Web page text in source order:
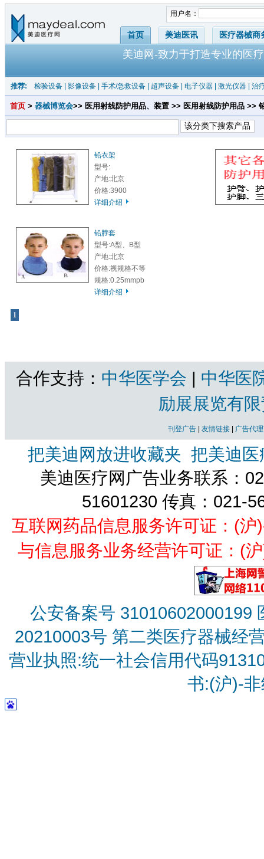
用户名：
首页 美迪医讯 医疗器械商
美迪网-致力于打造专业的医
推荐: 检验设备 影像设备 手术/急救设备 超声设备 电子仪器 激光仪器 治
首页 > 器械博览会>> 医用射线防护用品、装置 >> 医用射线防护用品 >>
铅衣架
型号:
产地:北京
价格:3900
详细介绍
铅脖套
型号:A型、B型
产地:北京
价格:视规格不等
规格:0.25mmpb
详细介绍
1
合作支持： 中华医学会 | 中华医
励展展览有
刊登广告 友情链接 广告代
把美迪网放进收藏夹 把美迪
美迪医疗网广告业务联系：
51601230 传真：021-
互联网药品信息服务许可证：(
与信息服务业务经营许可证：(
公安备案号 31010602000199
20210003号 第二类医疗器械经
营业执照:统一社会信用代码
书:(沪)-